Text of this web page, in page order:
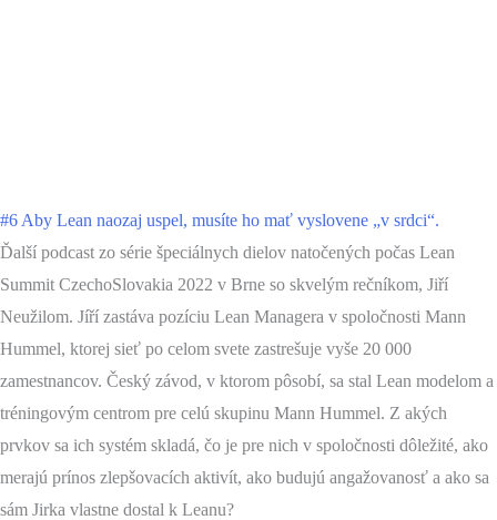
#6 Aby Lean naozaj uspel, musíte ho mať vyslovene „v srdci“.
Ďalší podcast zo série špeciálnych dielov natočených počas Lean
Summit CzechoSlovakia 2022 v Brne so skvelým rečníkom, Jiří
Neužilom. Jíří zastáva pozíciu Lean Managera v spoločnosti Mann
Hummel, ktorej sieť po celom svete zastrešuje vyše 20 000
zamestnancov. Český závod, v ktorom pôsobí, sa stal Lean modelom a
tréningovým centrom pre celú skupinu Mann Hummel. Z akých
prvkov sa ich systém skladá, čo je pre nich v spoločnosti dôležité, ako
merajú prínos zlepšovacích aktivít, ako budujú angažovanosť a ako sa
sám Jirka vlastne dostal k Leanu?